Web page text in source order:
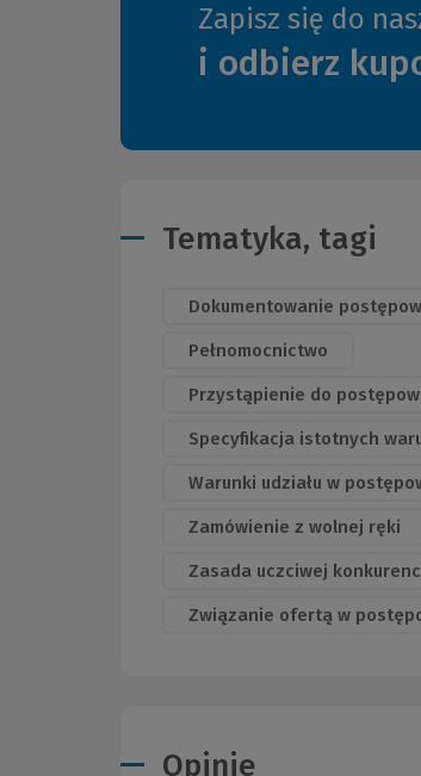
Zapisz się do
i odbierz
Tematyka, tagi
Dokumentowanie
Pełnomocnictwo
Przystąpienie do
Specyfikacja istotnych
Warunki udziału w
Zamówienie z wolnej ręki
Zasada uczciwej
Związanie ofertą w
Opinie